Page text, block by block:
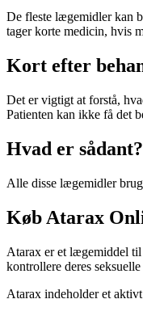
De fleste lægemidler kan
tager korte medicin, hvis
Kort efter
Det er vigtigt at forstå,
Patienten kan ikke få det
Hvad er sådant?
Alle disse lægemidler
Køb Atarax
Atarax er et lægemiddel
kontrollere deres
Atarax indeholder et